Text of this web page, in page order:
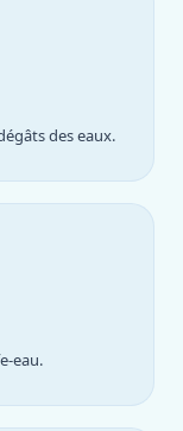
des eaux.
eau.